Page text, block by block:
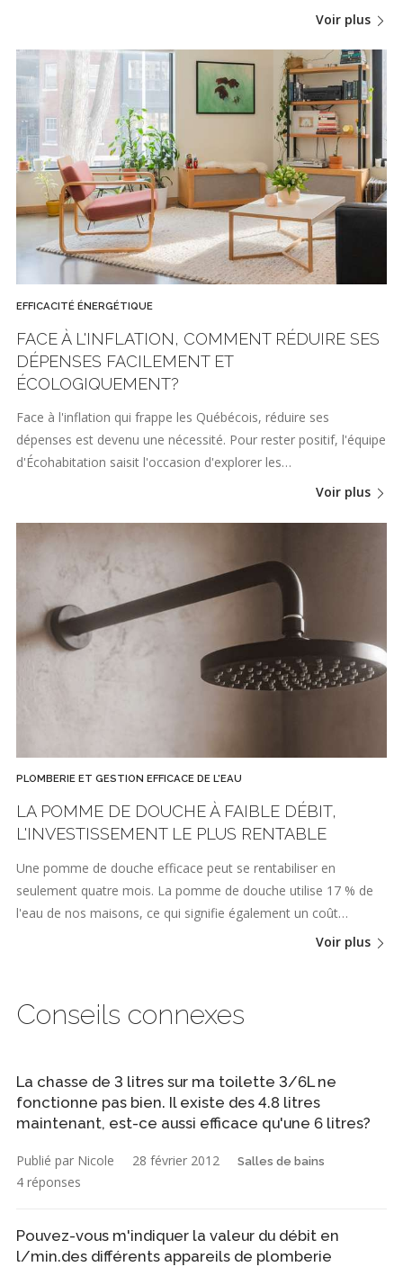
Voir plus
EFFICACITÉ ÉNERGÉTIQUE
FACE À L'INFLATION, COMMENT RÉDUIRE SES
DÉPENSES FACILEMENT ET
ÉCOLOGIQUEMENT?
Face à l'inflation qui frappe les Québécois, réduire ses
dépenses est devenu une nécessité. Pour rester positif, l'équipe
d'Écohabitation saisit l'occasion d'explorer les…
Voir plus
PLOMBERIE ET GESTION EFFICACE DE L'EAU
LA POMME DE DOUCHE À FAIBLE DÉBIT,
L'INVESTISSEMENT LE PLUS RENTABLE
Une pomme de douche efficace peut se rentabiliser en
seulement quatre mois. La pomme de douche utilise 17 % de
l'eau de nos maisons, ce qui signifie également un coût…
Voir plus
Conseils connexes
La chasse de 3 litres sur ma toilette 3/6L ne
fonctionne pas bien. Il existe des 4.8 litres
maintenant, est-ce aussi efficace qu'une 6 litres?
Publié par Nicole 28 février 2012 Salles de bains
4 réponses
Pouvez-vous m'indiquer la valeur du débit en
l/min.des différents appareils de plomberie